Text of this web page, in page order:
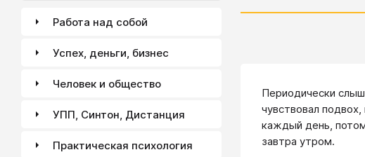
Периодически
чувствовал
каждый день,
завтра утром.
Работа над собой
Успех, деньги, бизнес
Человек и общество
УПП, Синтон, Дистанция
Практическая психология